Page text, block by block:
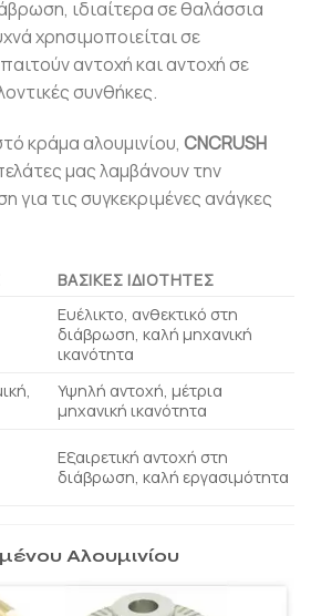
ιδιαίτερα σε θαλάσσια
χρησιμοποιείται σε
αντοχή και αντοχή σε
συνθήκες.
κράμα αλουμινίου, CNCRUSH
μας λαμβάνουν την
για τις συγκεκριμένες ανάγκες
ΒΑΣΙΚΈΣ ΙΔΙΌΤΗΤΕΣ
Ευέλικτο, ανθεκτικό στη
διάβρωση, καλή μηχανική
ικανότητα
Υψηλή αντοχή, μέτρια
μηχανική ικανότητα
Εξαιρετική αντοχή στη
διάβρωση, καλή εργασιμότητα
Αλουμινίου